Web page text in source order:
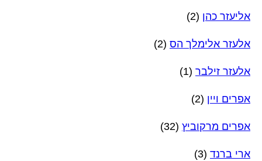
אליעזר כהן (2)
אלעזר אלימלך הס (2)
אלעזר זילבר (1)
אפרים ויין (2)
אפרים מרקוביץ (32)
ארי ברנד (3)